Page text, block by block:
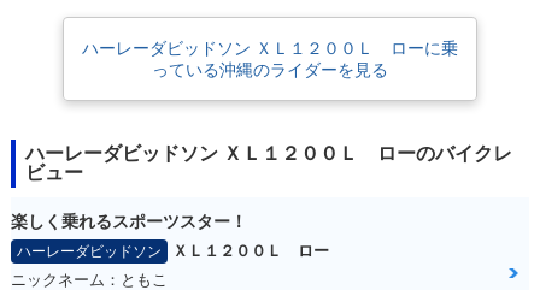
ハーレーダビッドソン ＸＬ１２００Ｌ ローに乗
っている沖縄のライダーを見る
ハーレーダビッドソン ＸＬ１２００Ｌ ローのバイクレ
ビュー
楽しく乗れるスポーツスター！
ハーレーダビッドソン
ＸＬ１２００Ｌ ロー
ニックネーム：ともこ